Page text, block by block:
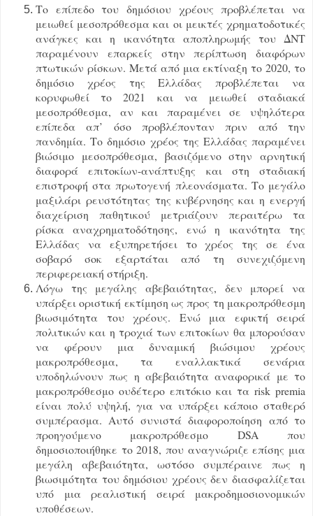
Το επίπεδο του δημόσιου χρέους προβλέπεται να
μειωθεί μεσοπρόθεσμα και οι μεικτές χρηματοδοτικές
ανάγκες και η ικανότητα αποπληρωμής του ΔΝΤ
παραμένουν επαρκείς στην περίπτωση διαφόρων
πτωτικών ρίσκων. Μετά από μια εκτίναξη το 2020, το
δημόσιο χρέος της Ελλάδας προβλέπεται να
κορυφωθεί το 2021 και να μειωθεί σταδιακά
μεσοπρόθεσμα, αν και παραμένει σε υψηλότερα
επίπεδα απ’ όσο προβλέπονταν πριν από την
πανδημία. Το δημόσιο χρέος της Ελλάδας παραμένει
βιώσιμο μεσοπρόθεσμα, βασιζόμενο στην αρνητική
διαφορά επιτοκίων-ανάπτυξης και στη σταδιακή
επιστροφή στα πρωτογενή πλεονάσματα. Το μεγάλο
μαξιλάρι ρευστότητας της κυβέρνησης και η ενεργή
διαχείριση παθητικού μετριάζουν περαιτέρω τα
ρίσκα αναχρηματοδότησης, ενώ η ικανότητα της
Ελλάδας να εξυπηρετήσει το χρέος της σε ένα
σοβαρό σοκ εξαρτάται από τη συνεχιζόμενη
περιφερειακή στήριξη.
Λόγω της μεγάλης αβεβαιότητας, δεν μπορεί να
υπάρξει οριστική εκτίμηση ως προς τη μακροπρόθεσμη
βιωσιμότητα του χρέους. Ενώ μια εφικτή σειρά
πολιτικών και η τροχιά των επιτοκίων θα μπορούσαν
να φέρουν μια δυναμική βιώσιμου χρέους
μακροπρόθεσμα, τα εναλλακτικά σενάρια
υποδηλώνουν πως η αβεβαιότητα αναφορικά με το
μακροπρόθεσμο ουδέτερο επιτόκιο και τα risk premia
είναι πολύ υψηλή, για να υπάρξει κάποιο σταθερό
συμπέρασμα. Αυτό συνιστά διαφοροποίηση από το
προηγούμενο μακροπρόθεσμο DSA που
δημοσιοποιήθηκε το 2018, που αναγνώριζε επίσης μια
μεγάλη αβεβαιότητα, ωστόσο συμπέραινε πως η
βιωσιμότητα του δημόσιου χρέους δεν διασφαλίζεται
υπό μια ρεαλιστική σειρά μακροδημοσιονομικών
υποθέσεων.